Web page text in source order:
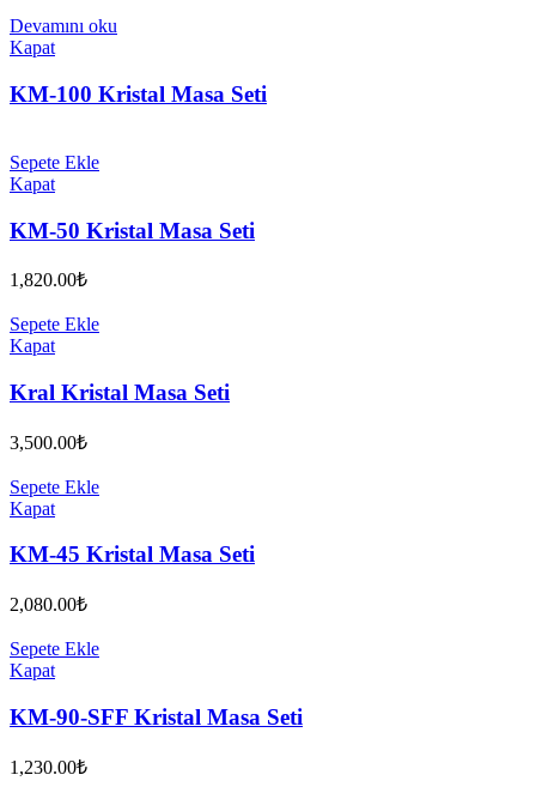
Devamını oku
Kapat
KM-100 Kristal Masa Seti
Sepete Ekle
Kapat
KM-50 Kristal Masa Seti
1,820.00₺
Sepete Ekle
Kapat
Kral Kristal Masa Seti
3,500.00₺
Sepete Ekle
Kapat
KM-45 Kristal Masa Seti
2,080.00₺
Sepete Ekle
Kapat
KM-90-SFF Kristal Masa Seti
1,230.00₺